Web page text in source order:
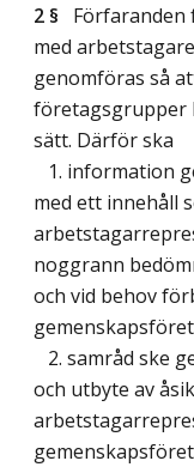
2 § Förfaranden
med
genomföras så
företagsgrupper
sätt. Därför ska
1. information
med ett innehåll
noggrann
och vid behov
2. samråd ske
och utbyte av